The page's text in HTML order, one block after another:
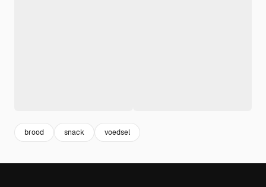
brood snack voedsel